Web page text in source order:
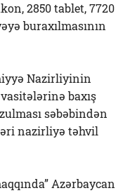
2850 tablet, 7720
buraxılmasının
Nazirliyinin
baxış
səbəbindən
nazirliyə təhvil
Azərbaycan